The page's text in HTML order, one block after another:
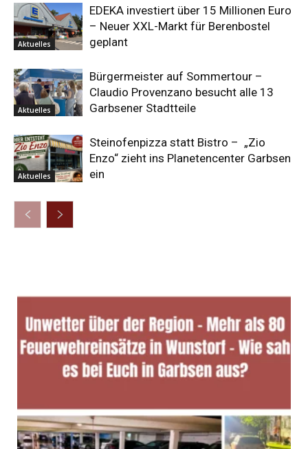
Aktuelles
EDEKA investiert über 15 Millionen Euro
– Neuer XXL-Markt für Berenbostel
geplant
Aktuelles
Bürgermeister auf Sommertour –
Claudio Provenzano besucht alle 13
Garbsener Stadtteile
Aktuelles
Steinofenpizza statt Bistro – „Zio
Enzo“ zieht ins Planetencenter Garbsen
ein